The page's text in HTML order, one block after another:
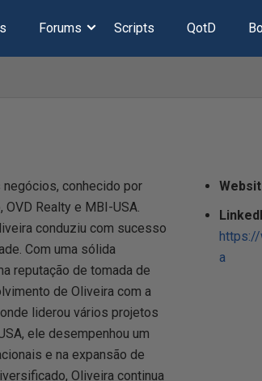
Forums Scripts QotD
negócios, conhecido por
OVD Realty e MBI-USA.
conduziu com sucesso
Com uma sólida
reputação de tomada de
de Oliveira com a
liderou vários projetos
ele desempenhou um
e na expansão de
Oliveira continua
a